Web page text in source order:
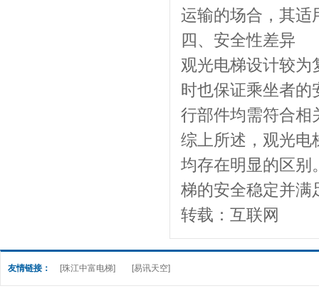
运输的场合，其适
四、安全性差异
观光电梯设计较为
时也保证乘坐者的
行部件均需符合相
综上所述，观光电
均存在明显的区别
梯的安全稳定并满
转载：互联网
友情链接： [珠江中富电梯] [易讯天空]